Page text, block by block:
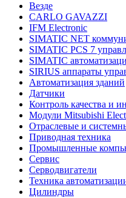
Везде
CARLO GAVAZZI
IFM Electronic
SIMATIC NET
SIMATIC PCS 7
SIMATIC
SIRIUS аппараты
Автоматизация зданий
Датчики
Контроль качества и
Модули Mitsubishi
Отраслевые и
Приводная техника
Промышленные
Сервис
Серводвигатели
Техника
Цилиндры